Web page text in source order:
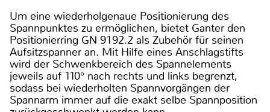
Um eine wiederholgenaue Positionierung des
Spannpunktes zu ermöglichen, bietet Ganter den
Positionierring GN 9192.2 als Zubehör für seinen
Aufsitzspanner an. Mit Hilfe eines Anschlagstifts
wird der Schwenkbereich des Spannelements
jeweils auf 110° nach rechts und links begrenzt,
sodass bei wiederholten Spannvorgängen der
Spannarm immer auf die exakt selbe Spannposition